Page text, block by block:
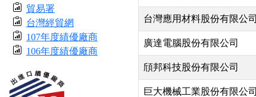
貿易署
台灣經貿網
107年度績優廠商
106年度績優廠商
台灣應用材料股份有限公司
廣達電腦股份有限公司
頎邦科技股份有限公司
巨大機械工業股份有限公司